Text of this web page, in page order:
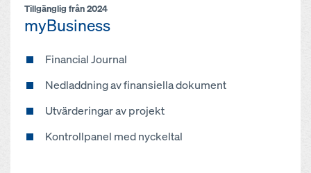
Tillgänglig från 2024
myBusiness
Financial Journal
Nedladdning av finansiella dokument
Utvärderingar av projekt
Kontrollpanel med nyckeltal